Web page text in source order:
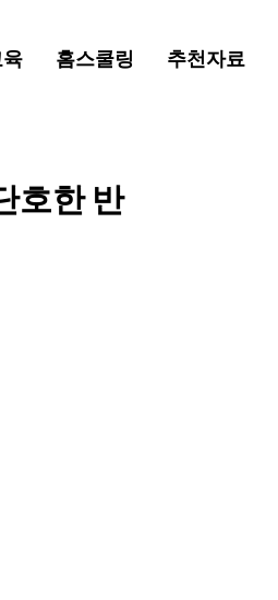
홈스쿨링 추천자료
호한 반